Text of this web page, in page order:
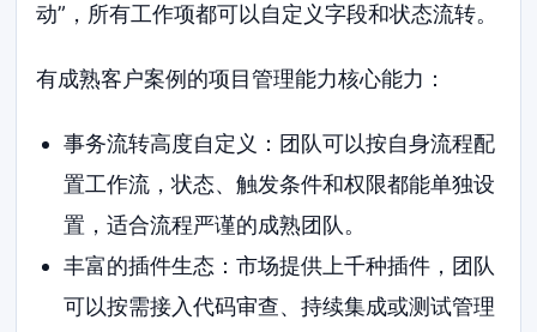
动”，所有工作项都可以自定义字段和状态流转。
有成熟客户案例的项目管理能力核心能力：
事务流转高度自定义：团队可以按自身流程配
置工作流，状态、触发条件和权限都能单独设
置，适合流程严谨的成熟团队。
丰富的插件生态：市场提供上千种插件，团队
可以按需接入代码审查、持续集成或测试管理